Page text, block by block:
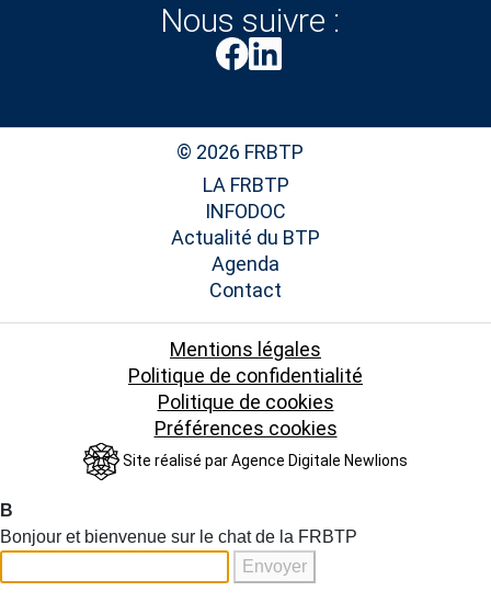
Nous suivre :
© 2026 FRBTP
LA FRBTP
INFODOC
Actualité du BTP
Agenda
Contact
Site réalisé parAgence Digitale Newlions
Mentions légales
Politique de confidentialité
Politique de cookies
Préférences cookies
B
Bonjour et bienvenue sur le chat de la FRBTP
Envoyer